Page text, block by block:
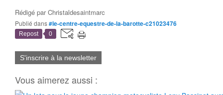
Rédigé parChristaldesaintmarc
Publié dans#le-centre-equestre-de-la-barotte-c21023476
Repost 0
S'inscrire à la newsletter
Vous aimerez aussi :